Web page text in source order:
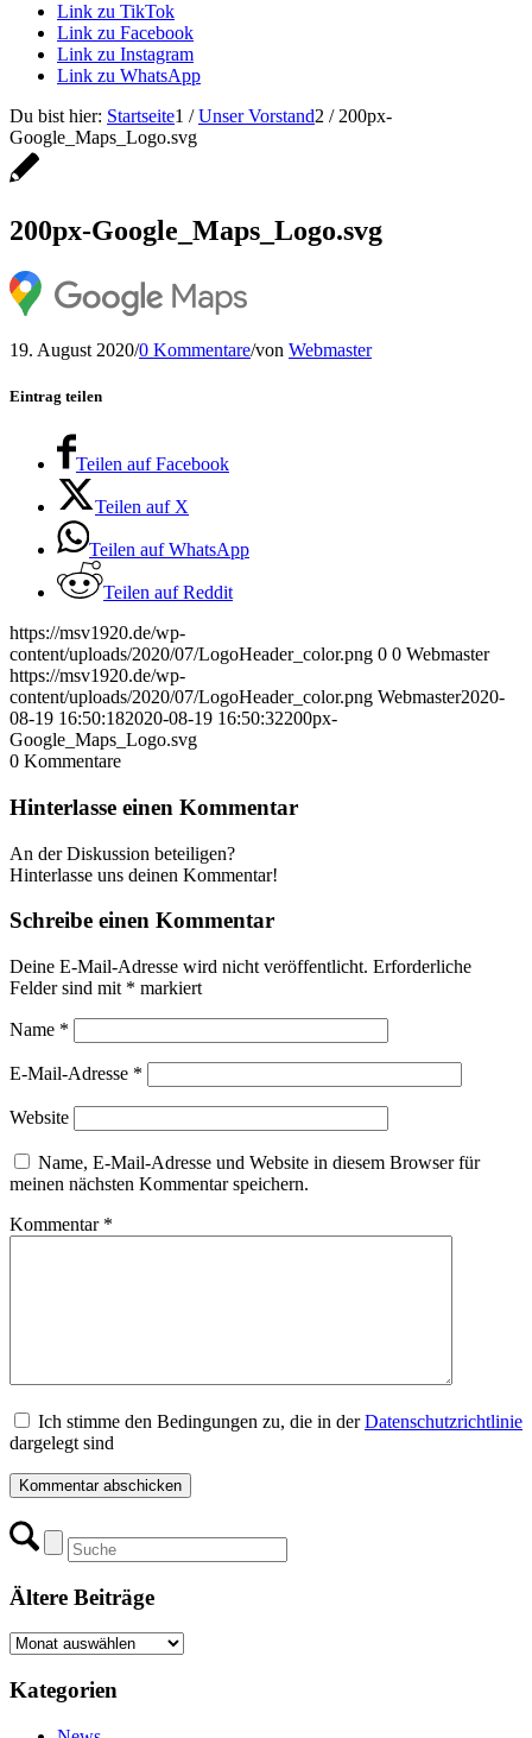
Link zu TikTok
Link zu Facebook
Link zu Instagram
Link zu WhatsApp
Du bist hier: Startseite1 / Unser Vorstand2 / 200px-
Google_Maps_Logo.svg
200px-Google_Maps_Logo.svg
19. August 2020/0 Kommentare/von Webmaster
Eintrag teilen
Teilen auf Facebook
Teilen auf X
Teilen auf WhatsApp
Teilen auf Reddit
https://msv1920.de/wp-
content/uploads/2020/07/LogoHeader_color.png 0 0 Webmaster
https://msv1920.de/wp-
content/uploads/2020/07/LogoHeader_color.png Webmaster2020-
08-19 16:50:182020-08-19 16:50:32200px-
Google_Maps_Logo.svg
0 Kommentare
Hinterlasse einen Kommentar
An der Diskussion beteiligen?
Hinterlasse uns deinen Kommentar!
Schreibe einen Kommentar
Deine E-Mail-Adresse wird nicht veröffentlicht. Erforderliche
Felder sind mit * markiert
Name *
E-Mail-Adresse *
Website
Name, E-Mail-Adresse und Website in diesem Browser für
meinen nächsten Kommentar speichern.
Kommentar *
Ich stimme den Bedingungen zu, die in derDatenschutzrichtlinie
dargelegt sind
Ältere Beiträge
Ältere
Kategorien